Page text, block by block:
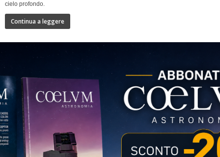
cielo profondo.
Continua a leggere